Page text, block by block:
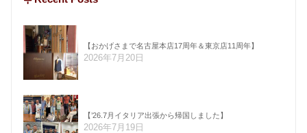
【おかげさまで名古屋本店17周年＆東京店11周年】
2026年7月20日
【’26.7月イタリア出張から帰国しました】
2026年7月19日